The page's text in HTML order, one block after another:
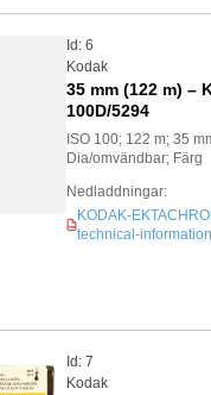
Id: 6
Kodak
35 mm (122 m) –
100D/5294
ISO 100; 122 m; 35
Dia/omvändbar; Färg
Nedladdningar:
PDF
KODAK-
technical-
Id: 7
Kodak